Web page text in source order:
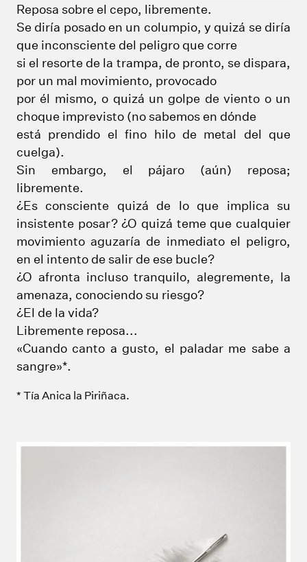
Reposa sobre el cepo, libremente.
Se diría posado en un columpio, y quizá se diría
que inconsciente del peligro que corre
si el resorte de la trampa, de pronto, se dispara,
por un mal movimiento, provocado
por él mismo, o quizá un golpe de viento o un
choque imprevisto (no sabemos en dónde
está prendido el fino hilo de metal del que
cuelga).
Sin embargo, el pájaro (aún) reposa;
libremente.
¿Es consciente quizá de lo que implica su
insistente posar? ¿O quizá teme que cualquier
movimiento aguzaría de inmediato el peligro,
en el intento de salir de ese bucle?
¿O afronta incluso tranquilo, alegremente, la
amenaza, conociendo su riesgo?
¿El de la vida?
Libremente reposa...
«Cuando canto a gusto, el paladar me sabe a
sangre»*.
* Tía Anica la Piriñaca.